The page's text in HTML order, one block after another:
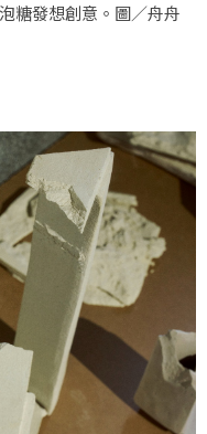
糖發想創意。圖／舟舟